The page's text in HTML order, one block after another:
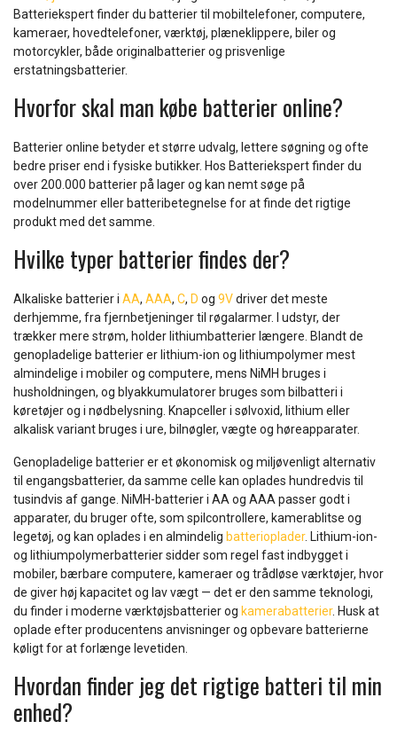
Batteriekspert finder du batterier til mobiltelefoner, computere,
kameraer, hovedtelefoner, værktøj, plæneklippere, biler og
motorcykler, både originalbatterier og prisvenlige
erstatningsbatterier.
Hvorfor skal man købe batterier online?
Batterier online betyder et større udvalg, lettere søgning og ofte
bedre priser end i fysiske butikker. Hos Batteriekspert finder du
over 200.000 batterier på lager og kan nemt søge på
modelnummer eller batteribetegnelse for at finde det rigtige
produkt med det samme.
Hvilke typer batterier findes der?
Alkaliske batterier i AA, AAA, C, D og 9Vdriver det meste
derhjemme, fra fjernbetjeninger til røgalarmer. I udstyr, der
trækker mere strøm, holder lithiumbatterier længere. Blandt de
genopladelige batterier er lithium-ion og lithiumpolymer mest
almindelige i mobiler og computere, mens NiMH bruges i
husholdningen, og blyakkumulatorer bruges som bilbatteri i
køretøjer og i nødbelysning. Knapceller i sølvoxid, lithium eller
alkalisk variant bruges i ure, bilnøgler, vægte og høreapparater.
Genopladelige batterier er et økonomisk og miljøvenligt alternativ
til engangsbatterier, da samme celle kan oplades hundredvis til
tusindvis af gange. NiMH-batterier i AA og AAA passer godt i
apparater, du bruger ofte, som spilcontrollere, kamerablitse og
legetøj, og kan oplades i en almindelig batterioplader. Lithium-ion-
og lithiumpolymerbatterier sidder som regel fast indbygget i
mobiler, bærbare computere, kameraer og trådløse værktøjer, hvor
de giver høj kapacitet og lav vægt — det er den samme teknologi,
du finder i moderne værktøjsbatterier og kamerabatterier. Husk at
oplade efter producentens anvisninger og opbevare batterierne
køligt for at forlænge levetiden.
Hvordan finder jeg det rigtige batteri til min
enhed?